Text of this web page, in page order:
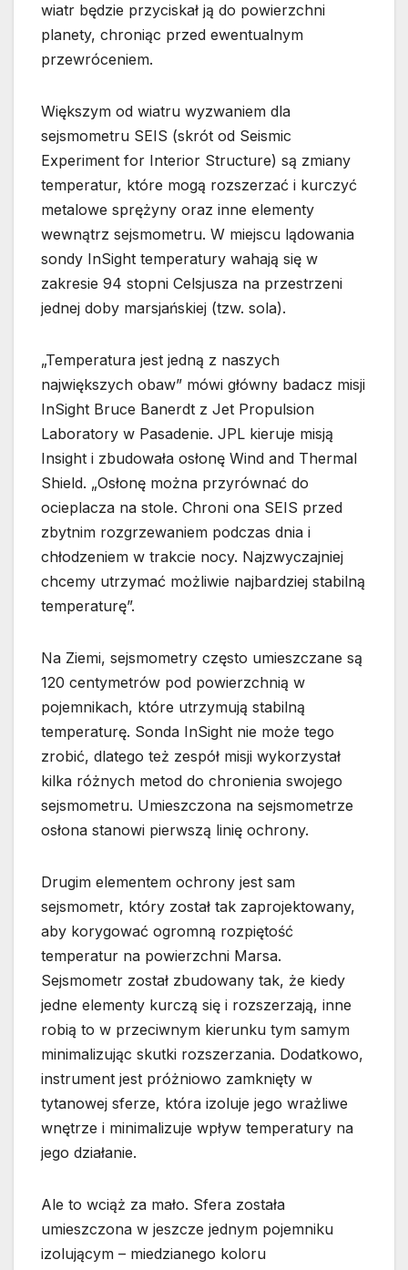
wiatr będzie przyciskał ją do powierzchni
planety, chroniąc przed ewentualnym
przewróceniem.
Większym od wiatru wyzwaniem dla
sejsmometru SEIS (skrót od Seismic
Experiment for Interior Structure) są zmiany
temperatur, które mogą rozszerzać i kurczyć
metalowe sprężyny oraz inne elementy
wewnątrz sejsmometru. W miejscu lądowania
sondy InSight temperatury wahają się w
zakresie 94 stopni Celsjusza na przestrzeni
jednej doby marsjańskiej (tzw. sola).
„Temperatura jest jedną z naszych
największych obaw” mówi główny badacz misji
InSight Bruce Banerdt z Jet Propulsion
Laboratory w Pasadenie. JPL kieruje misją
Insight i zbudowała osłonę Wind and Thermal
Shield. „Osłonę można przyrównać do
ocieplacza na stole. Chroni ona SEIS przed
zbytnim rozgrzewaniem podczas dnia i
chłodzeniem w trakcie nocy. Najzwyczajniej
chcemy utrzymać możliwie najbardziej stabilną
temperaturę”.
Na Ziemi, sejsmometry często umieszczane są
120 centymetrów pod powierzchnią w
pojemnikach, które utrzymują stabilną
temperaturę. Sonda InSight nie może tego
zrobić, dlatego też zespół misji wykorzystał
kilka różnych metod do chronienia swojego
sejsmometru. Umieszczona na sejsmometrze
osłona stanowi pierwszą linię ochrony.
Drugim elementem ochrony jest sam
sejsmometr, który został tak zaprojektowany,
aby korygować ogromną rozpiętość
temperatur na powierzchni Marsa.
Sejsmometr został zbudowany tak, że kiedy
jedne elementy kurczą się i rozszerzają, inne
robią to w przeciwnym kierunku tym samym
minimalizując skutki rozszerzania. Dodatkowo,
instrument jest próżniowo zamknięty w
tytanowej sferze, która izoluje jego wrażliwe
wnętrze i minimalizuje wpływ temperatury na
jego działanie.
Ale to wciąż za mało. Sfera została
umieszczona w jeszcze jednym pojemniku
izolującym – miedzianego koloru